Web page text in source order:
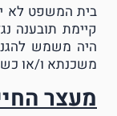
בית המשפט לא
קיימת תובענה
היה משמש
משכנתא ו/או
מעצר